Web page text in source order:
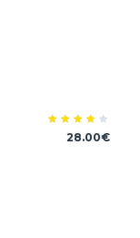
Note
4.00
28.00€